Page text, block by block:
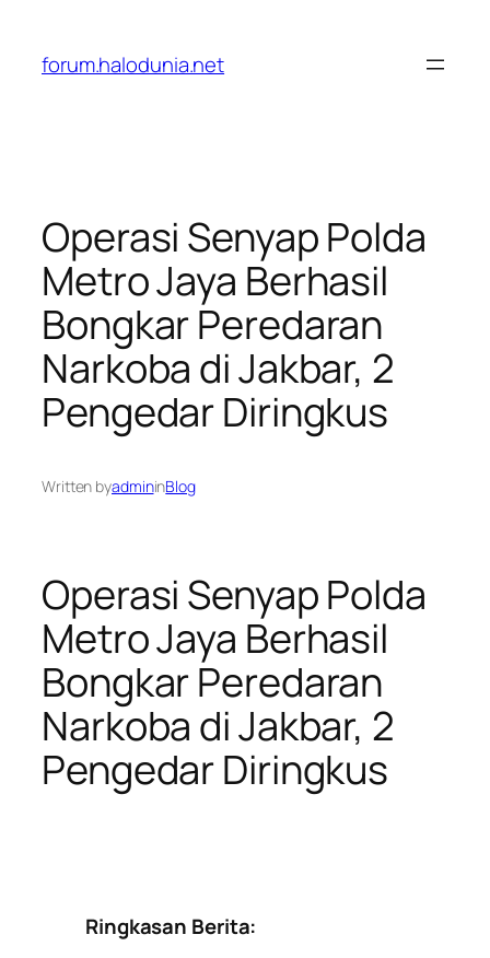
konten
forum.halodunia.net
Operasi Senyap Polda
Metro Jaya Berhasil
Bongkar Peredaran
Narkoba di Jakbar, 2
Pengedar Diringkus
Written byadmininBlog
Operasi Senyap Polda
Metro Jaya Berhasil
Bongkar Peredaran
Narkoba di Jakbar, 2
Pengedar Diringkus
Ringkasan Berita: